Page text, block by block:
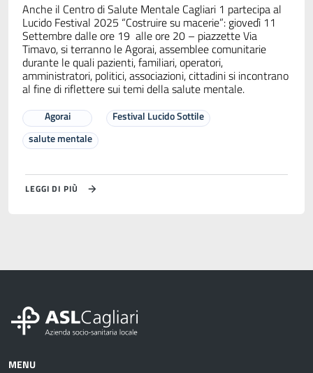
Anche il Centro di Salute Mentale Cagliari 1 partecipa al
Lucido Festival 2025 “Costruire su macerie”: giovedì 11
Settembre dalle ore 19 alle ore 20 – piazzette Via
Timavo, si terranno le Agorai, assemblee comunitarie
durante le quali pazienti, familiari, operatori,
amministratori, politici, associazioni, cittadini si incontrano
al fine di riflettere sui temi della salute mentale.
Agorai
Festival Lucido Sottile
salute mentale
LEGGI DI PIÙ
MENU